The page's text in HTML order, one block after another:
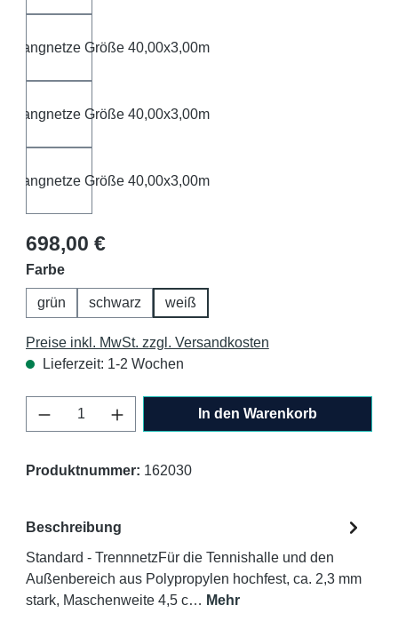
Regulärer Preis:
698,00 €
Farbeauswählen
grün schwarz weiß
Preise inkl. MwSt. zzgl. Versandkosten
Lieferzeit: 1-2 Wochen
Produkt Anzahl: Gib den gewünschten
In den Warenkorb
Produktnummer: 162030
Beschreibung
Standard - TrennnetzFür die Tennishalle und den
Außenbereich aus Polypropylen hochfest, ca. 2,3 mm
stark, Maschenweite 4,5 c… Mehr